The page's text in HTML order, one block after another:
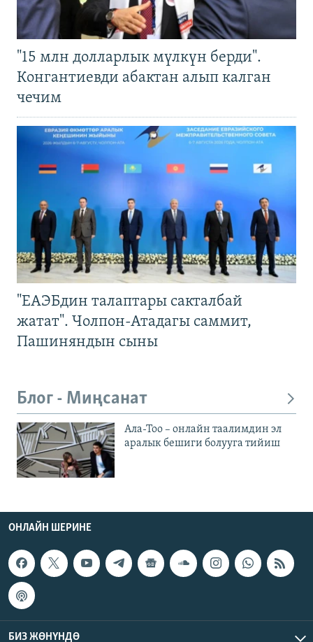
"15 млн долларлык мүлкүн берди".
Конгантиевди абактан алып калган
чечим
"ЕАЭБдин талаптары сакталбай
жатат". Чолпон-Атадагы саммит,
Пашиняндын сыны
Блог - Миңсанат
Ала-Тоо – онлайн таалимдин эл
аралык бешиги болууга тийиш
ОНЛАЙН ШЕРИНЕ
БИЗ ЖӨНҮНДӨ